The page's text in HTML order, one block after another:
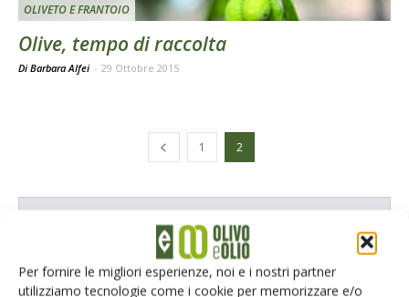
Per fornire le migliori esperienze, noi e i nostri partner
utilizziamo tecnologie come i cookie per memorizzare e/o
OLIVETO E FRANTOIO
Olive, tempo di raccolta
Di Barbara Alfei - 29 Ottobre 2015
1 2
Tecniche, prodotti e servizi dalle aziende